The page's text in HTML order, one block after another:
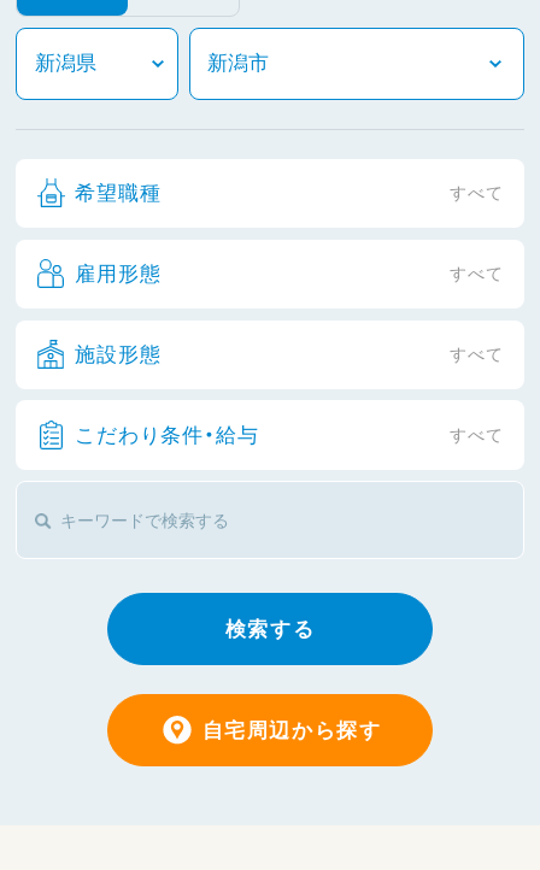
希望職種 すべて
雇用形態 すべて
施設形態 すべて
こだわり条件・給与 すべて
検索する
自宅周辺から探す